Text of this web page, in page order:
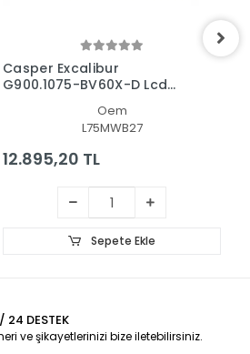
Casper Excalibur
G900.1075-BV60X-D Lcd
Oem
L75MWB27
12.895,20 TL
Sepete Ekle
24 DESTEK
ve şikayetlerinizi bize iletebilirsiniz.